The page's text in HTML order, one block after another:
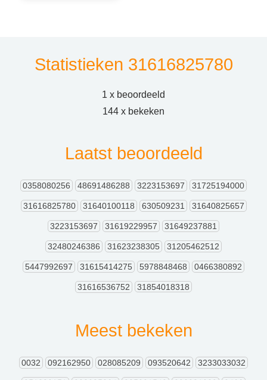
Statistieken 31616825780
1 x beoordeeld
144 x bekeken
Laatst beoordeeld
0358080256 48691486288 3223153697 31725194000
31616825780 31640100118 630509231 31640825657
3223153697 31619229957 31649237881
32480246386 31623238305 31205462512
5447992697 31615414275 5978848468 0466380892
31616536752 31854018318
Meest bekeken
0032 092162950 028085209 093520642 3233033032